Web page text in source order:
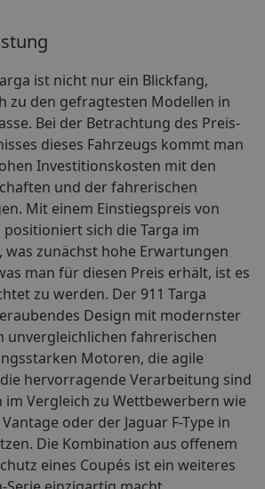
ist nicht nur ein Blickfang,
zu den gefragtesten Modellen in
Bei der Betrachtung des Preis-
dieses Fahrzeugs kommt man
Investitionskosten mit den
und der fahrerischen
Mit einem Einstiegspreis von
positioniert sich die Targa im
was zunächst hohe Erwartungen
man für diesen Preis erhält, ist es
zu werden. Der 911 Targa
Design mit modernster
unvergleichlichen fahrerischen
Motoren, die agile
hervorragende Verarbeitung sind
im Vergleich zu Wettbewerbern wie
oder der Jaguar F-Type in
Die Kombination aus offenem
eines Coupés ist ein weiteres